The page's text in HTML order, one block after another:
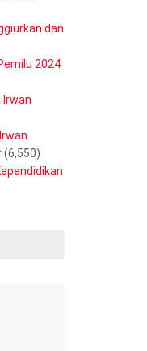
dan
2024
Irwan
(6,550)